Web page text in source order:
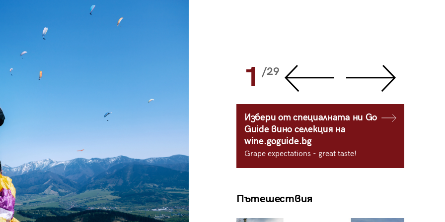
1 /29
Избери от специалната ни Go
Guide вино селекция на
wine.goguide.bg
Grape expectations - great taste!
Пътешествия